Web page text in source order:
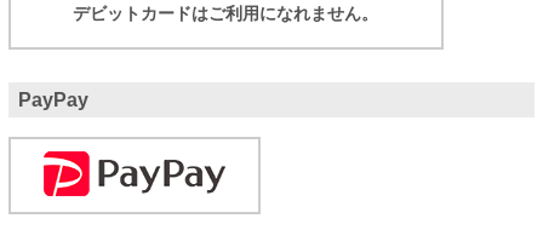
デビットカードはご利用になれません。
PayPay